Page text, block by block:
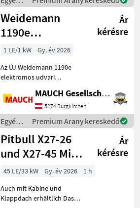
mezőgazdasági
erőgépek
/
Weidemann
Weidemann
1190e
elektromos
udvari traktor
Ár
kérésre
1 LE/1 kW
Gy. év 2026
Az ÚJ Weidemann 1190e
elektromos udvari
jellemzői: - 15 km/h -
állítható kormányoszlop -
kabinos vagy vezetővédő
tetős változatban kapható -
48
MAUCH Gesellschaft m.b.H. & Co.KG
5274 Burgkirchen
Egyéb
mezőgazdasági
erőgépek
/
Weidemann
Premium Arany kereskedő
Pitbull X27-26
und X27-45 Mit
Kabine
Ár
kérésre
45 LE/33 kW Gy. év 2026
1 h
Auch mit Kabine und
Klappdach erhältlich Das